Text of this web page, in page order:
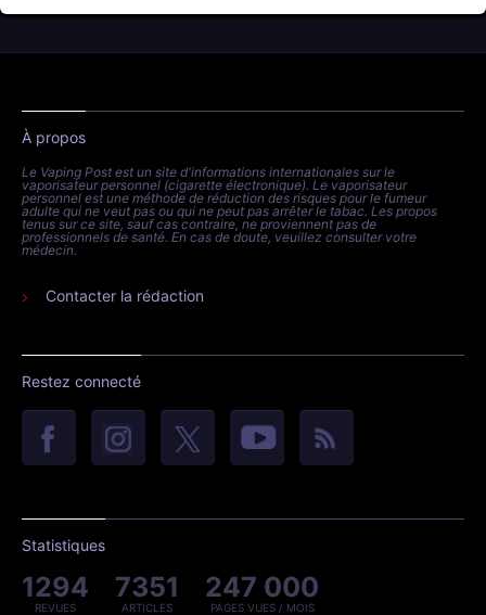
À propos
Le Vaping Post est un site d'informations internationales sur le
vaporisateur personnel (cigarette électronique). Le vaporisateur
personnel est une méthode de réduction des risques pour le fumeur
adulte qui ne veut pas ou qui ne peut pas arrêter le tabac. Les propos
tenus sur ce site, sauf cas contraire, ne proviennent pas de
professionnels de santé. En cas de doute, veuillez consulter votre
médecin.
Contacter la rédaction
Restez connecté
Statistiques
1294
REVUES
7351
ARTICLES
247 000
PAGES VUES / MOIS